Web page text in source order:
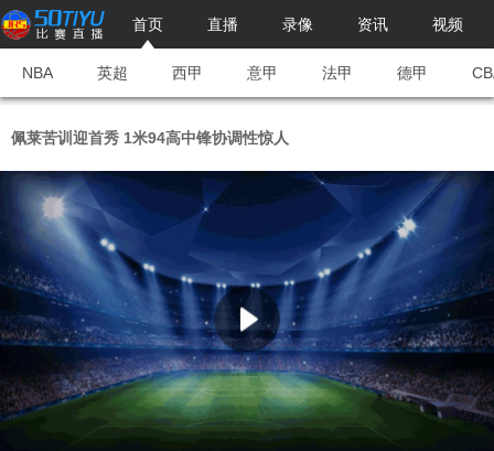
首页 直播 录像 资讯 视频
NBA 英超 西甲 意甲 法甲 德甲
佩莱苦训迎首秀 1米94高中锋协调性惊人